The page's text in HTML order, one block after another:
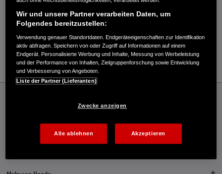
Verkauf / Kundendienst
04292/816224
E-Mail
LST Miet- und Servicegesellschaft GmbH & Co. KG - Industrie – Honda - HONDA
Wir und unsere Partner verarbeiten Daten, um
Folgendes bereitzustellen:
Verwendung genauer Standortdaten. Endgeräteeigenschaften zur Identifikation
aktiv abfragen. Speichern von oder Zugriff auf Informationen auf einem
Endgerät. Personalisierte Werbung und Inhalte, Messung von Werbeleistung
und der Performance von Inhalten, Zielgruppenforschung sowie Entwicklung
und Verbesserung von Angeboten.
Liste der Partner (Lieferanten)
Zwecke anzeigen
Alle ablehnen Akzeptieren